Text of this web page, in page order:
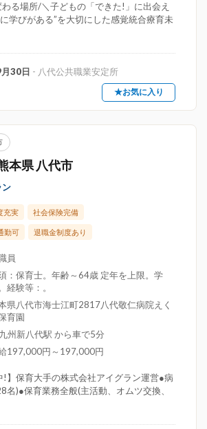
る場所/＼子どもの「できた!」に出会え
学びがある”を大切にした感覚統合療育未
30日 - 八代公共職業安定所
★お気に入り
本県 八代市
ン
充実 社会保険完備
勤可 退職金制度あり
員
：保育士。年齢～64歳 定年を上限。学
経験等：。
県八代市海士江町2817八代敬仁病院えく
育園
州新八代駅 から車で5分
197,000円～197,000円
!】保育大手の株式会社アイグラン運営●病
名)●保育業務全般(主活動、オムツ交換、